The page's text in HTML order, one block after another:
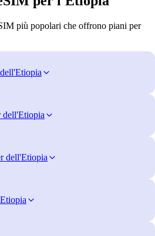
più popolari che offrono piani per
dell'Etiopia
dell'Etiopia